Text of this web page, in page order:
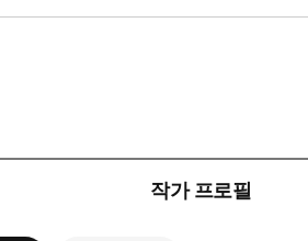
작가 프로필